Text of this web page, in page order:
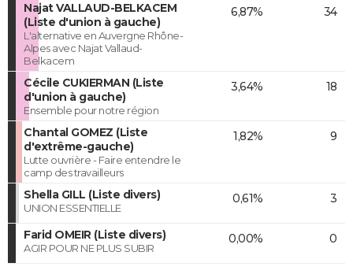
Najat VALLAUD-BELKACEM
(Liste d'union à gauche)
L'alternative en Auvergne Rhône-
Alpes avec Najat Vallaud-
Belkacem
6,87% 34
Cécile CUKIERMAN (Liste
d'union à gauche)
Ensemble pour notre région
3,64% 18
Chantal GOMEZ (Liste
d'extrême-gauche)
Lutte ouvrière - Faire entendre le
camp des travailleurs
1,82% 9
Shella GILL (Liste divers)
UNION ESSENTIELLE
0,61% 3
Farid OMEIR (Liste divers)
AGIR POUR NE PLUS SUBIR
0,00% 0